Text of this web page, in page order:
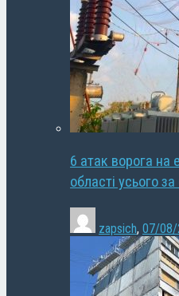
6 атак ворога на
області усього за
zapsich, 07/08/